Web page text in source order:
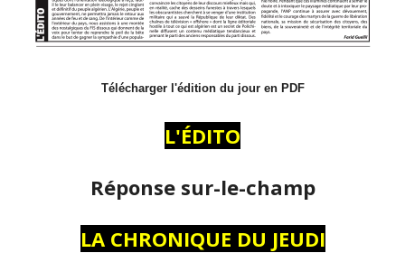
Télécharger l'édition du jour en PDF
L'ÉDITO
Réponse sur-le-champ
LA CHRONIQUE DU JEUDI